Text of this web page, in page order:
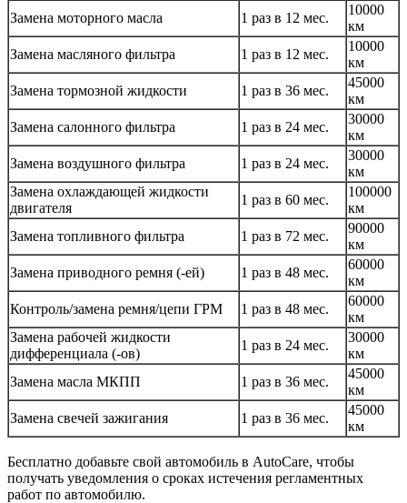
Замена моторного масла 1 раз в 12 мес.
10000
км
Замена масляного фильтра
1 раз в 12 мес.
10000
км
Замена тормозной жидкости
1 раз в 36 мес.
45000
км
Замена салонного фильтра
1 раз в 24 мес.
30000
км
Замена воздушного фильтра
1 раз в 24 мес.
30000
км
Замена охлаждающей жидкости
двигателя
1 раз в 60 мес.
100000
км
Замена топливного фильтра
1 раз в 72 мес.
90000
км
Замена приводного ремня (-ей)
1 раз в 48 мес.
60000
км
Контроль/замена ремня/цепи ГРМ
1 раз в 48 мес.
60000
км
Замена рабочей жидкости
дифференциала (-ов)
1 раз в 24 мес.
30000
км
Замена масла МКПП
1 раз в 36 мес.
45000
км
Замена свечей зажигания
1 раз в 36 мес.
45000
км
Бесплатно добавьте свой автомобиль в AutoCare, чтобы
получать уведомления о сроках истечения регламентных
работ по автомобилю.